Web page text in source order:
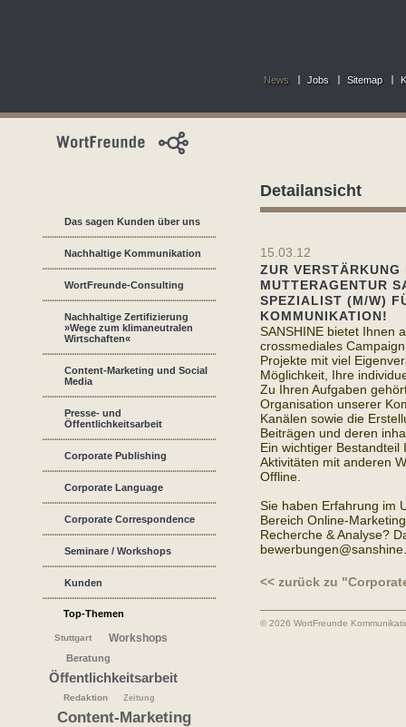
News Jobs Sitemap
Das sagen Kunden über uns
Nachhaltige Kommunikation
WortFreunde-Consulting
Nachhaltige Zertifizierung
»Wege zum klimaneutralen
Wirtschaften«
Content-Marketing und Social
Media
Presse- und
Öffentlichkeitsarbeit
Corporate Publishing
Corporate Language
Corporate Correspondence
Seminare / Workshops
Kunden
Top-Themen
Stuttgart Workshops
Beratung
Öffentlichkeitsarbeit
Redaktion Zeitung
Content-Marketing
Detailansicht
15.03.12
ZUR VERSTÄRKUNG
MUTTERAGENTUR
SPEZIALIST (M/W)
KOMMUNIKATION!
SANSHINE bietet Ihnen
crossmediales
Projekte mit viel
Möglichkeit, Ihre
Zu Ihren Aufgaben
Organisation unserer
Kanälen sowie die
Beiträgen und deren
Ein wichtiger
Aktivitäten mit anderen
Offline.
Sie haben Erfahrung im
Bereich Online-
Recherche & Analyse?
<< zurück zu
© 2026 WortFreunde